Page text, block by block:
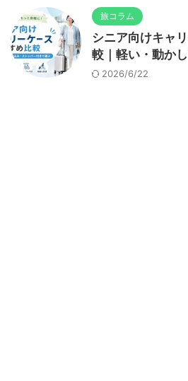
旅コラム
シニア向けキャ
較｜軽い・動か
2026/6/22